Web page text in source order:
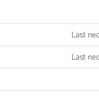
Last
Last